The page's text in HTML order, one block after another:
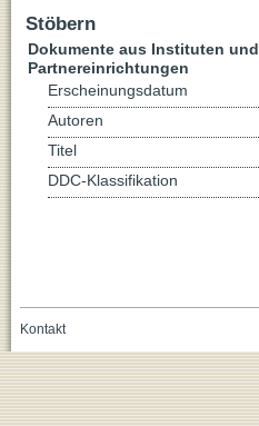
Stöbern
Dokumente aus Instituten und
Partnereinrichtungen
Erscheinungsdatum
Autoren
Titel
DDC-Klassifikation
Kontakt